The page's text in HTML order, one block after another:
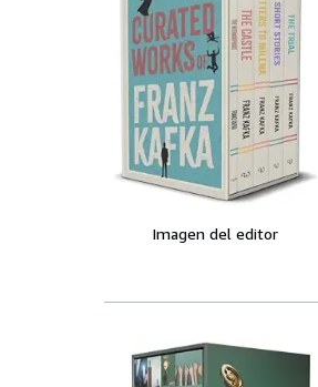
Imagen del editor